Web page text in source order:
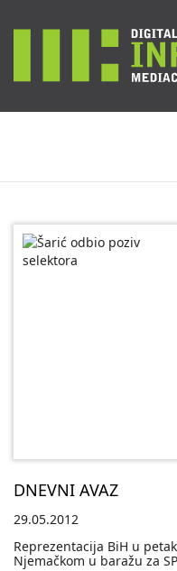
DNEVNI AVAZ
29.05.2012
Reprezentacija BiH u
Njemačkom u baražu za SP